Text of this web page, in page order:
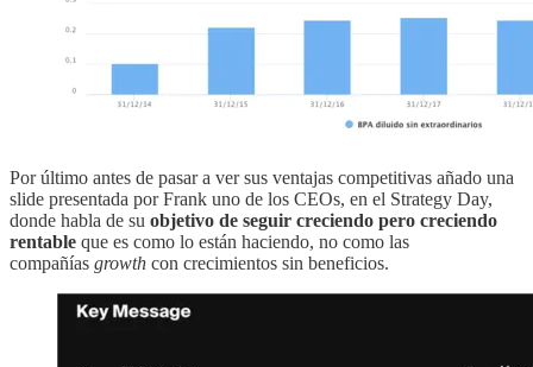
Por último antes de pasar a ver sus ventajas competitivas añado una
slide presentada por Frank uno de los CEOs, en el Strategy Day,
donde habla de su objetivo de seguir creciendo pero creciendo
rentable que es como lo están haciendo, no como las
compañías growth con crecimientos sin beneficios.